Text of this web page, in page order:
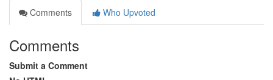
Comments
Who Upvoted
Comments
Submit a Comment